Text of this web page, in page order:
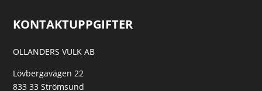
KONTAKTUPPGIFTER
OLLANDERS VULK AB
Lövbergavägen 22
833 33 Strömsund